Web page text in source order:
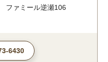
ファミール逆瀬106
6430